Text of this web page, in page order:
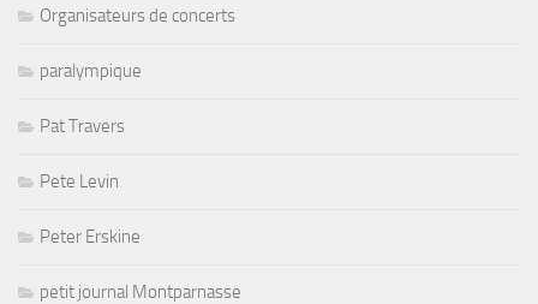
Organisateurs de concerts
paralympique
Pat Travers
Pete Levin
Peter Erskine
petit journal Montparnasse